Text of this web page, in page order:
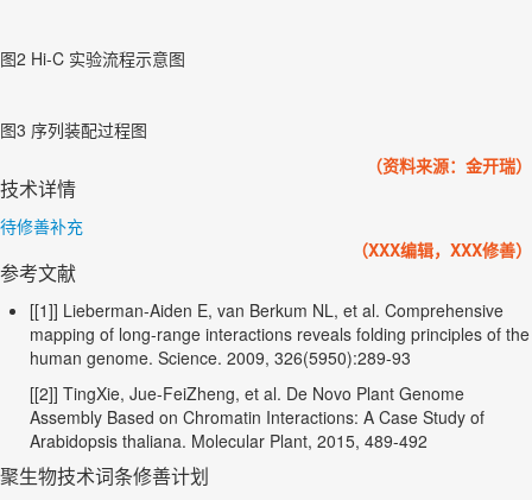
图2 Hi-C 实验流程示意图
图3 序列装配过程图
（资料来源：金开瑞）
技术详情
待修善补充
（XXX编辑，XXX修善）
参考文献
[[1]] Lieberman-Aiden E, van Berkum NL, et al. Comprehensive
mapping of long-range interactions reveals folding principles of the
human genome. Science. 2009, 326(5950):289-93
[[2]] TingXie, Jue-FeiZheng, et al. De Novo Plant Genome
Assembly Based on Chromatin Interactions: A Case Study of
Arabidopsis thaliana. Molecular Plant, 2015, 489-492
聚生物技术词条修善计划